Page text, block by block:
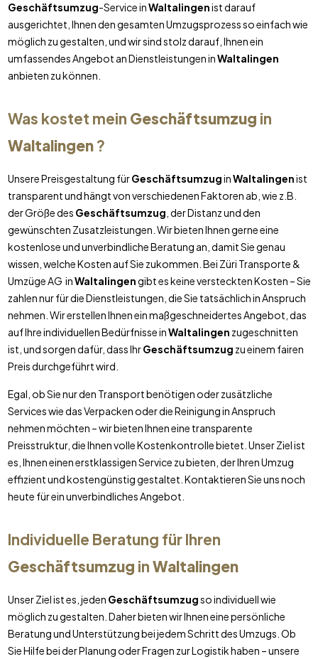
Geschäftsumzug-Service inWaltalingenist darauf
ausgerichtet, Ihnen den gesamten Umzugsprozess so einfach wie
möglich zu gestalten, und wir sind stolz darauf, Ihnen ein
umfassendes Angebot an Dienstleistungen inWaltalingen
anbieten zu können.
Was kostet mein Geschäftsumzug in
Waltalingen?
Unsere Preisgestaltung fürGeschäftsumzuginWaltalingenist
transparent und hängt von verschiedenen Faktoren ab, wie z.B.
der Größe des Geschäftsumzug , der Distanz und den
gewünschten Zusatzleistungen. Wir bieten Ihnen gerne eine
kostenlose und unverbindliche Beratung an, damit Sie genau
wissen, welche Kosten auf Sie zukommen. Bei Züri Transporte &
Umzüge AG inWaltalingengibt es keine versteckten Kosten – Sie
zahlen nur für die Dienstleistungen, die Sie tatsächlich in Anspruch
nehmen. Wir erstellen Ihnen ein maßgeschneidertes Angebot, das
auf Ihre individuellen Bedürfnisse inWaltalingen zugeschnitten
ist, und sorgen dafür, dass IhrGeschäftsumzug zu einem fairen
Preis durchgeführt wird.
Egal, ob Sie nur den Transport benötigen oder zusätzliche
Services wie das Verpacken oder die Reinigung in Anspruch
nehmen möchten – wir bieten Ihnen eine transparente
Preisstruktur, die Ihnen volle Kostenkontrolle bietet. Unser Ziel ist
es, Ihnen einen erstklassigen Service zu bieten, der Ihren Umzug
effizient und kostengünstig gestaltet. Kontaktieren Sie uns noch
heute für ein unverbindliches Angebot.
Individuelle Beratung für Ihren
Geschäftsumzug inWaltalingen
Unser Ziel ist es, jeden Geschäftsumzugso individuell wie
möglich zu gestalten. Daher bieten wir Ihnen eine persönliche
Beratung und Unterstützung bei jedem Schritt des Umzugs. Ob
Sie Hilfe bei der Planung oder Fragen zur Logistik haben – unsere